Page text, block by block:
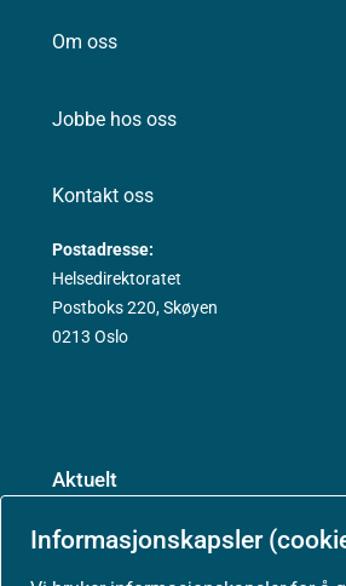
Informasjonskapsler
Om oss
Jobbe hos oss
Kontakt oss
Postadresse:
Helsedirektoratet
Postboks 220, Skøyen
0213 Oslo
Aktuelt
Nyheter